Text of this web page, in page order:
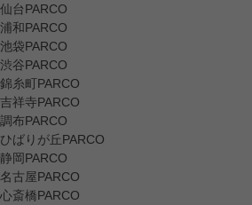
仙台PARCO
浦和PARCO
池袋PARCO
渋谷PARCO
錦糸町PARCO
吉祥寺PARCO
調布PARCO
ひばりが丘PARCO
静岡PARCO
名古屋PARCO
心斎橋PARCO